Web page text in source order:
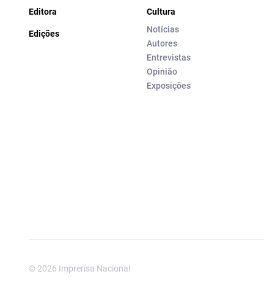
Editora
Edições
Cultura
Notícias
Autores
Entrevistas
Opinião
Exposições
© 2026 Imprensa Nacional